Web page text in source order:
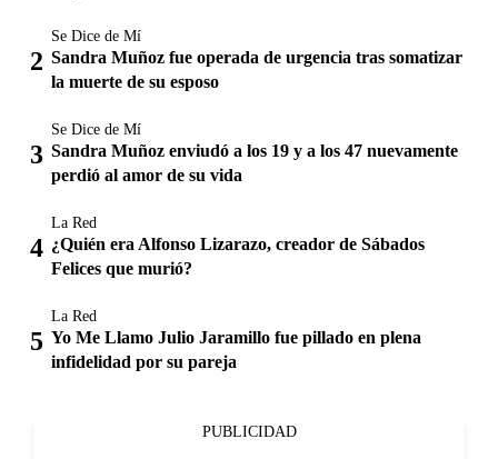
Se Dice de Mí
Sandra Muñoz fue operada de urgencia tras somatizar
la muerte de su esposo
Se Dice de Mí
Sandra Muñoz enviudó a los 19 y a los 47 nuevamente
perdió al amor de su vida
La Red
¿Quién era Alfonso Lizarazo, creador de Sábados
Felices que murió?
La Red
Yo Me Llamo Julio Jaramillo fue pillado en plena
infidelidad por su pareja
PUBLICIDAD